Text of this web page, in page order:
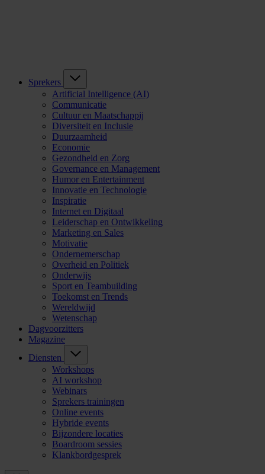
Sprekers
Artificial Intelligence (AI)
Communicatie
Cultuur en Maatschappij
Diversiteit en Inclusie
Duurzaamheid
Economie
Gezondheid en Zorg
Governance en Management
Humor en Entertainment
Innovatie en Technologie
Inspiratie
Internet en Digitaal
Leiderschap en Ontwikkeling
Marketing en Sales
Motivatie
Ondernemerschap
Overheid en Politiek
Onderwijs
Sport en Teambuilding
Toekomst en Trends
Wereldwijd
Wetenschap
Dagvoorzitters
Magazine
Diensten
Workshops
AI workshop
Webinars
Sprekers trainingen
Online events
Hybride events
Bijzondere locaties
Boardroom sessies
Klankbordgesprek